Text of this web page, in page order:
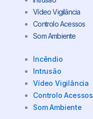
Vídeo Vigilância
Controlo Acessos
Som Ambiente
Incêndio
Intrusão
Vídeo Vigilância
Controlo Acessos
Som Ambiente